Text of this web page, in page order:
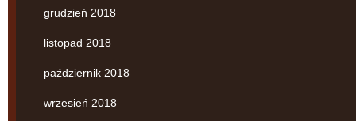
grudzień 2018
listopad 2018
październik 2018
wrzesień 2018